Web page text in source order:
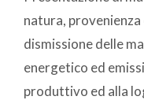
natura,
dismissione delle
energetico ed
produttivo ed alla